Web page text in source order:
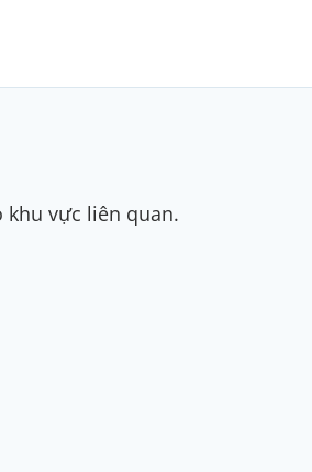
khu vực liên quan.